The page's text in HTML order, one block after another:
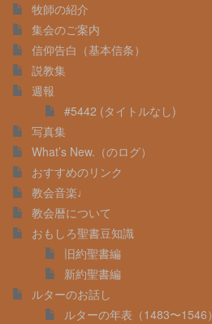
牧師の紹介
集会のご案内
信仰告白（基本信条）
説教集
週報
#5442 (タイトルなし)
写真集
What’s New.（のログ）
おすすめのリンク
教会音楽♩
教会暦について
おもしろ聖書豆知識
旧約聖書編
新約聖書編
ルターのお話し
ルターの年表（1483〜1546）